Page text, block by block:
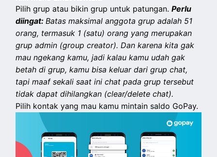
Pilih grup atau bikin grup untuk patungan.Perlu
diingat: Batas maksimal anggota grup adalah 51
orang, termasuk 1 (satu) orang yang merupakan
grup admin (group creator). Dan karena kita gak
mau ngekang kamu, jadi kalau kamu udah gak
betah di grup, kamu bisa keluar dari grup chat,
tapi maaf sekali saat ini chat pada grup tersebut
tidak dapat dihilangkan (clear/delete chat).
Pilih kontak yang mau kamu mintain saldo GoPay.